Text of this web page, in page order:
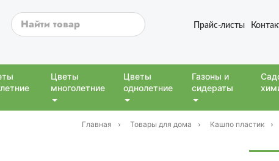
Прайс-листы
Цветы
многолетние
Цветы
однолетние
Газоны и
сидераты
Главная Товары для дома Кашпо пластик